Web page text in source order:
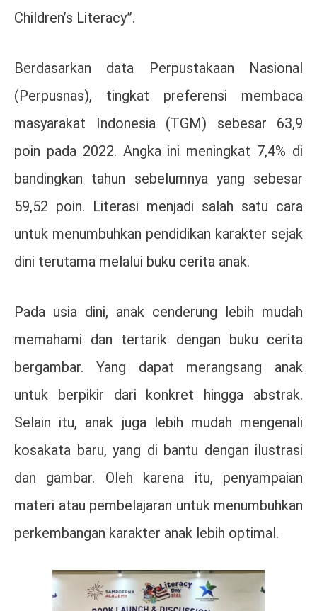
Children’s Literacy”.
Berdasarkan data Perpustakaan Nasional
(Perpusnas), tingkat preferensi membaca
masyarakat Indonesia (TGM) sebesar 63,9
poin pada 2022. Angka ini meningkat 7,4% di
bandingkan tahun sebelumnya yang sebesar
59,52 poin. Literasi menjadi salah satu cara
untuk menumbuhkan pendidikan karakter sejak
dini terutama melalui buku cerita anak.
Pada usia dini, anak cenderung lebih mudah
memahami dan tertarik dengan buku cerita
bergambar. Yang dapat merangsang anak
untuk berpikir dari konkret hingga abstrak.
Selain itu, anak juga lebih mudah mengenali
kosakata baru, yang di bantu dengan ilustrasi
dan gambar. Oleh karena itu, penyampaian
materi atau pembelajaran untuk menumbuhkan
perkembangan karakter anak lebih optimal.